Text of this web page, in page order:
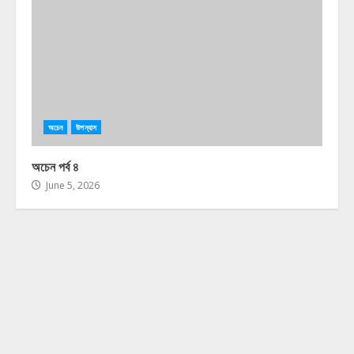
অচেন উপন্যাস
অচেন পর্ব ৪
June 5, 2026